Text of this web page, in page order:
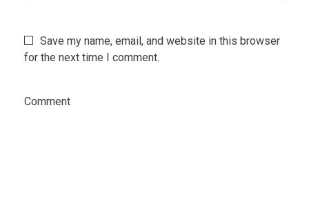
Save my name, email, and website in this browser
for the next time I comment.
Comment